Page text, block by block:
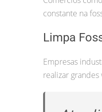
constante na
Limpa
Empresas
realizar